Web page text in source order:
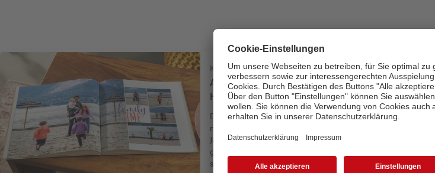
Kreativtipp
Aus der CEWE Community -
Herbsturlaub am Lago Maggiore
Die CEWE Kundin Ann-Christin Vielwerth
nutzt ihr knappe Zeit im Familien- und
Joballtag, um fröhliche Fotobücher zu
gestalten. Ein Hobby zum Abschalten. Hier
sind ihre Tipps.